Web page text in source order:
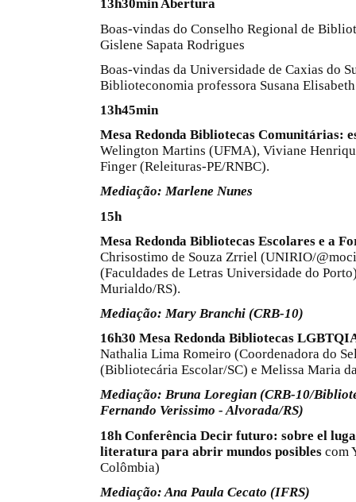
13h30min Abertura
Boas-vindas do Conselho Regional de
Gislene Sapata Rodrigues
Boas-vindas da Universidade de Caxias do
Biblioteconomia professora Susana
13h45min
Mesa Redonda Bibliotecas Comunitárias:
Welington Martins (UFMA), Viviane
Finger (Releituras-PE/RNBC).
Mediação: Marlene Nunes
15h
Mesa Redonda Bibliotecas Escolares e a
Chrisostimo de Souza Zrriel (UNIRIO/
(Faculdades de Letras Universidade do
Murialdo/RS).
Mediação: Mary Branchi (CRB-10)
16h30 Mesa Redonda Bibliotecas
Nathalia Lima Romeiro (Coordenadora do
(Bibliotecária Escolar/SC) e Melissa Maria
Mediação: Bruna Loregian (CRB-10/
Fernando Verissimo - Alvorada/RS)
18h Conferência Decir futuro: sobre el
literatura para abrir mundos posibles com
Colômbia)
Mediação: Ana Paula Cecato (IFRS)